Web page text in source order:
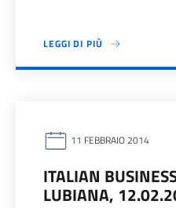
LEGGI DI PIÙ
11 FEBBRAIO 2014
ITALIAN
LUBIANA,